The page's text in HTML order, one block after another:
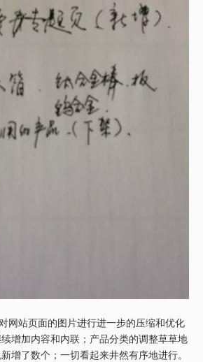
站页面的图片进行进一步的压缩和优化
增加内容和内联；产品分类的调整草草地
增了数个；一切看起来井然有序地进行。